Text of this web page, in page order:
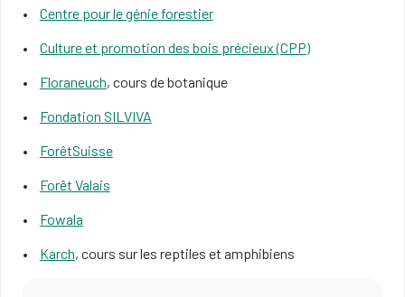
Centre pour le génie forestier
Culture et promotion des bois précieux (CPP)
Floraneuch, cours de botanique
Fondation SILVIVA
ForêtSuisse
Forêt Valais
Fowala
Karch, cours sur les reptiles et amphibiens